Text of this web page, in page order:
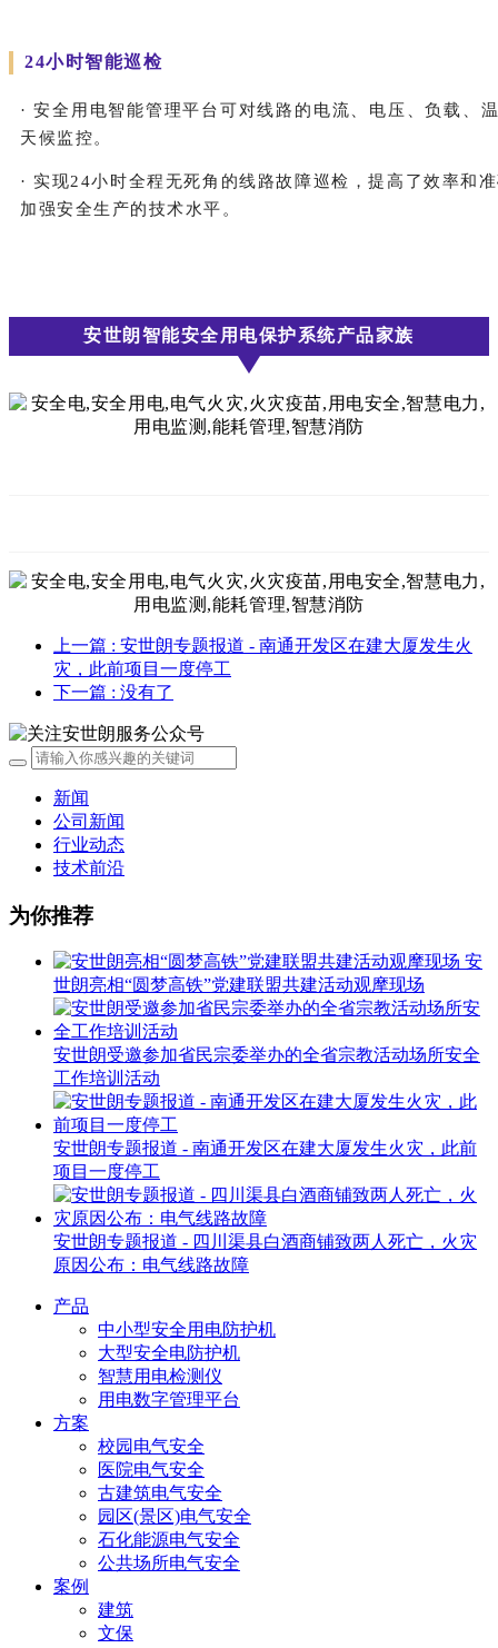
24小时智能巡检
· 安全用电智能管理平台可对线路的电流、电压、负载、
天候监控。
· 实现24小时全程无死角的线路故障巡检，提高了效率和
加强安全生产的技术水平。
安世朗智能安全用电保护系统产品家族
上一篇 : 安世朗专题报道 - 南通开发区在建大厦发生火
灾，此前项目一度停工
下一篇 : 没有了
新闻
公司新闻
行业动态
技术前沿
为你推荐
安
世朗亮相“圆梦高铁”党建联盟共建活动观摩现场
安世朗受邀参加省民宗委举办的全省宗教活动场所安全
工作培训活动
安世朗专题报道 - 南通开发区在建大厦发生火灾，此前
项目一度停工
安世朗专题报道 - 四川渠县白酒商铺致两人死亡，火灾
原因公布：电气线路故障
产品
中小型安全用电防护机
大型安全电防护机
智慧用电检测仪
用电数字管理平台
方案
校园电气安全
医院电气安全
古建筑电气安全
园区(景区)电气安全
石化能源电气安全
公共场所电气安全
案例
建筑
文保